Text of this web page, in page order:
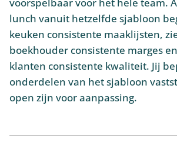
voorspelbaar voor het hele team.
lunch vanuit hetzelfde sjabloon
keuken consistente maaklijsten,
boekhouder consistente marges
klanten consistente kwaliteit. Jij
onderdelen van het sjabloon
open zijn voor aanpassing.